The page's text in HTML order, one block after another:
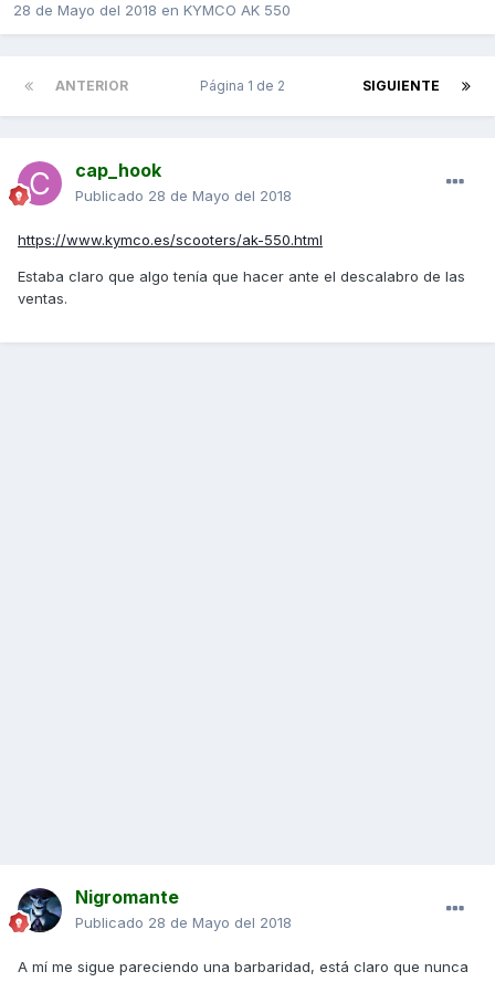
28 de Mayo del 2018 en KYMCO AK 550
ANTERIOR SIGUIENTE
Página 1 de 2
cap_hook
Publicado 28 de Mayo del 2018
https://www.kymco.es/scooters/ak-550.html
Estaba claro que algo tenía que hacer ante el descalabro de las
ventas.
Nigromante
Publicado 28 de Mayo del 2018
A mí me sigue pareciendo una barbaridad, está claro que nunca